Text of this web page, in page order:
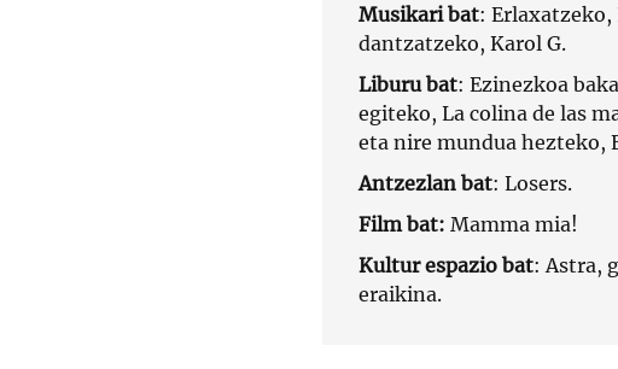
Musikari bat: Erlaxatzeko,
dantzatzeko, Karol G.
Liburu bat: Ezinezkoa
egiteko, La colina de las
eta nire mundua hezteko,
Antzezlan bat: Losers.
Film bat: Mamma mia!
Kultur espazio bat: Astra,
eraikina.